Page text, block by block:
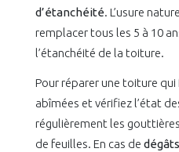
d’étanchéité. L’usure
remplacer tous les 5 à 10
l’étanchéité de la toiture.
Pour réparer une toiture
abîmées et vérifiez l’état
régulièrement les
de feuilles. En cas de